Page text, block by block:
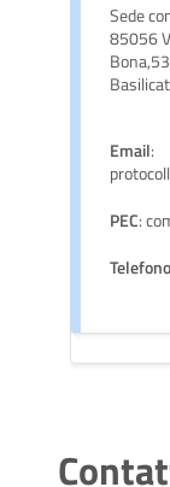
Sede
85056
Email:
PEC:
Telefono